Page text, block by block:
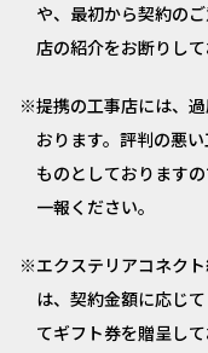
や、最初から契約の
店の紹介をお断りして
提携の工事店には、
おります。評判の悪
ものとしております
一報ください。
エクステリアコネク
は、契約金額に応じ
てギフト券を贈呈し